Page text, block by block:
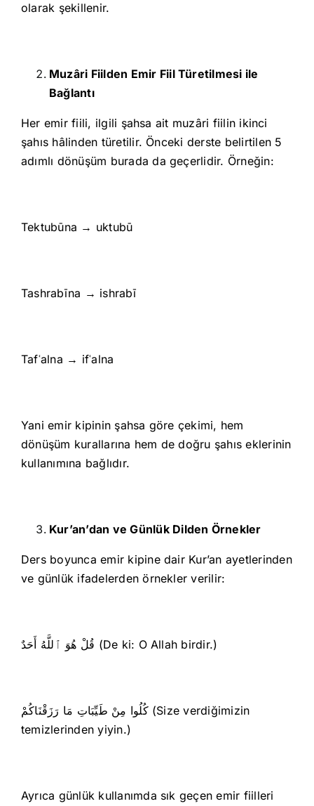
olarak şekillenir.
Muzâri Fiilden Emir Fiil Türetilmesi ile
Bağlantı
Her emir fiili, ilgili şahsa ait muzâri fiilin ikinci
şahıs hâlinden türetilir. Önceki derste belirtilen 5
adımlı dönüşüm burada da geçerlidir. Örneğin:
Tektubūna → uktubū
Tashrabīna → ishrabī
Tafʿalna → ifʿalna
Yani emir kipinin şahsa göre çekimi, hem
dönüşüm kurallarına hem de doğru şahıs eklerinin
kullanımına bağlıdır.
Kur’an’dan ve Günlük Dilden Örnekler
Ders boyunca emir kipine dair Kur’an ayetlerinden
ve günlük ifadelerden örnekler verilir:
قُلْ هُوَ ٱللَّهُ أَحَدٌ (De ki: O Allah birdir.)
كُلُوا مِنْ طَيِّبَاتِ مَا رَزَقْنَاكُمْ (Size verdiğimizin
temizlerinden yiyin.)
Ayrıca günlük kullanımda sık geçen emir fiilleri